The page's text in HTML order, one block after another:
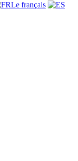
Le français